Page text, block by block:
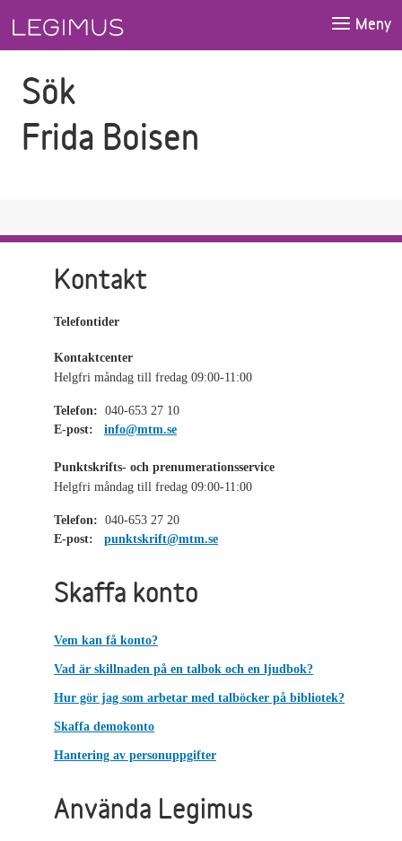
Meny
Sök
Frida Boisen
Kontakt
Telefontider
Kontaktcenter
Helgfri måndag till fredag 09:00-11:00
Telefon: 040-653 27 10
E-post:
info@mtm.se
Punktskrifts- och prenumerationsservice
Helgfri måndag till fredag 09:00-11:00
Telefon: 040-653 27 20
E-post:
punktskrift@mtm.se
Skaffa konto
Vem kan få konto?
Vad är skillnaden på en talbok och en ljudbok?
Hur gör jag som arbetar med talböcker på bibliotek?
Skaffa demokonto
Hantering av personuppgifter
Använda Legimus